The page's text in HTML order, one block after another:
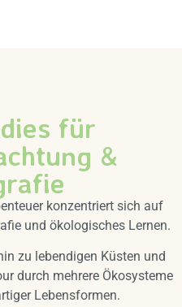
für
&
konzentriert sich auf
und ökologisches Lernen.
zu lebendigen Küsten und
durch mehrere Ökosysteme
Lebensformen.